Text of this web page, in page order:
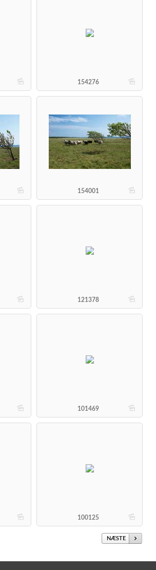
b b
154276
b b
154001
b b
121378
b b
101469
b b
100125
NÆSTE